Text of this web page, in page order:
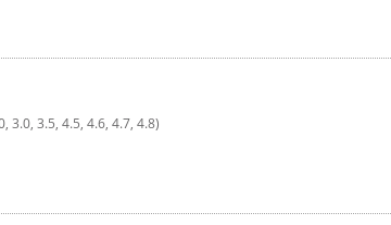
3.0, 3.5, 4.5, 4.6, 4.7, 4.8)